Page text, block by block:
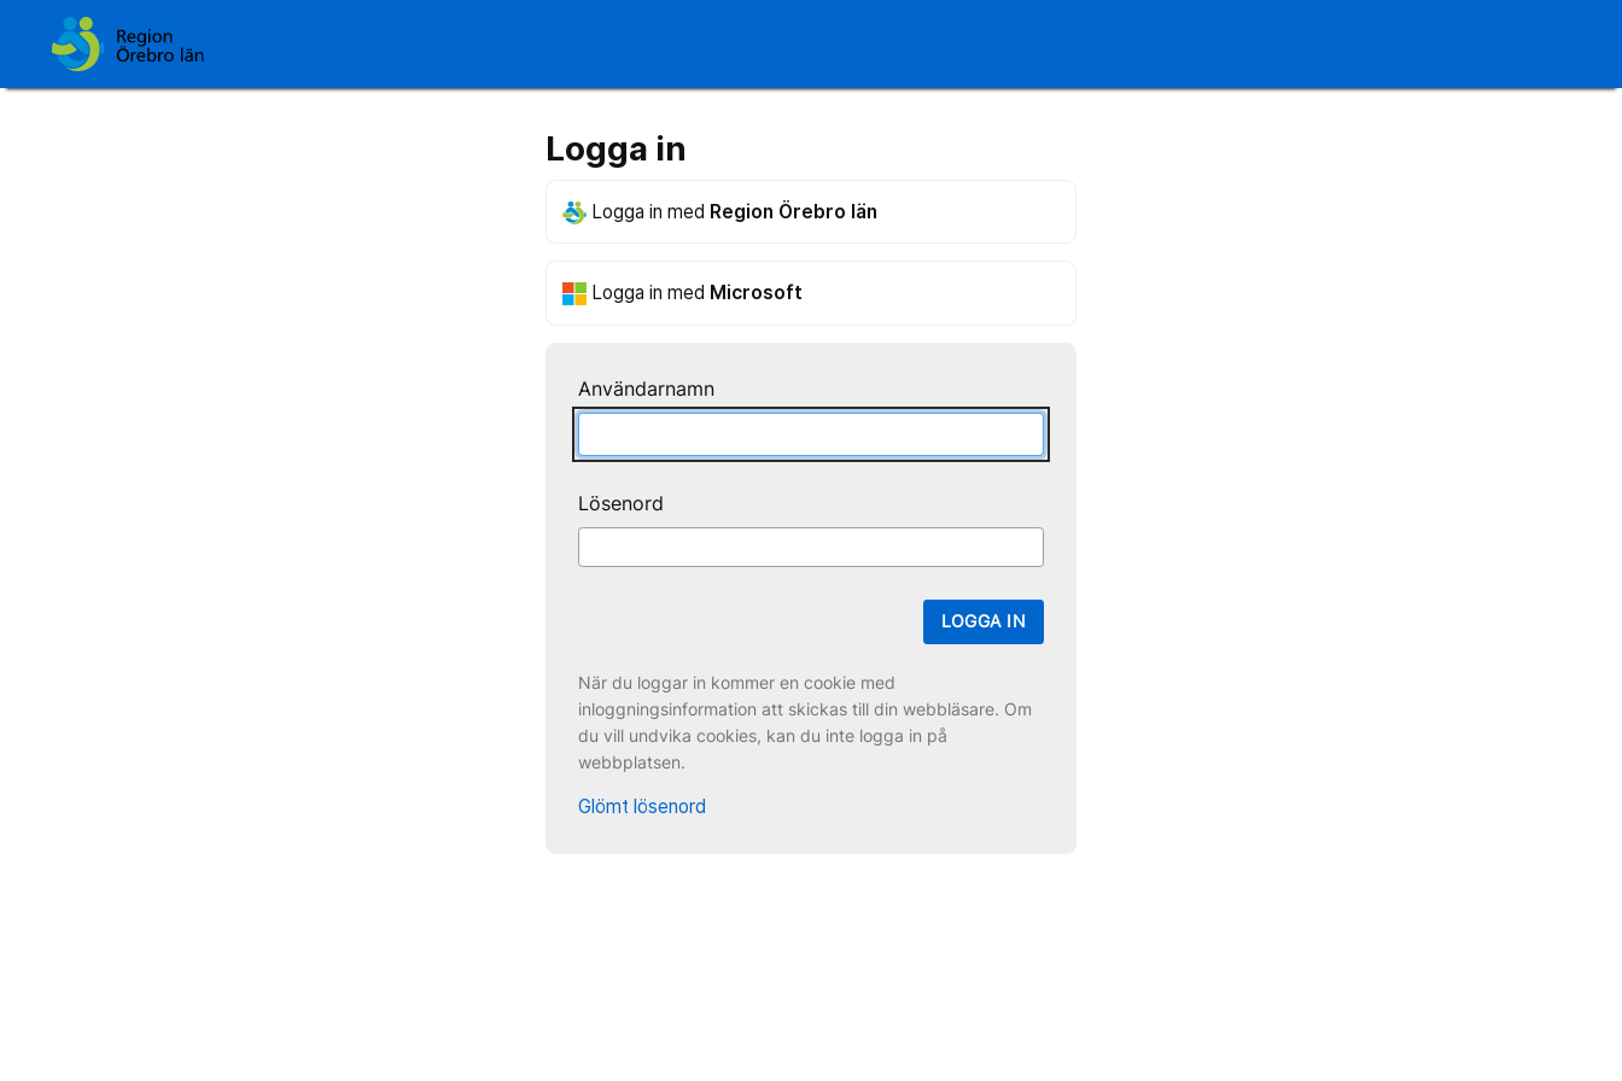
Logga in
Logga in med Region Örebro län
Logga in med Microsoft
Användarnamn
Lösenord
LOGGA IN
När du loggar in kommer en cookie med
inloggningsinformation att skickas till din webbläsare. Om
du vill undvika cookies, kan du inte logga in på
webbplatsen.
Glömt lösenord